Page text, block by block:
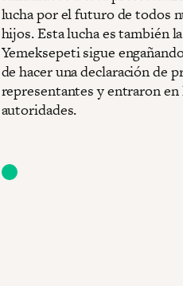
lucha por el futuro de todos
hijos. Esta lucha es también
Yemeksepeti sigue
de hacer una declaración de
representantes y entraron en
autoridades.